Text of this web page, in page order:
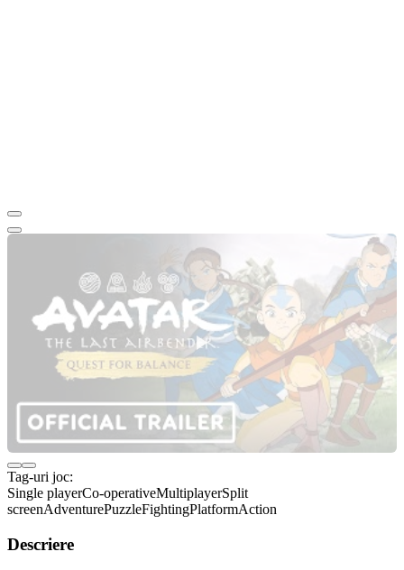
Tag-uri joc:
Single playerCo-operativeMultiplayerSplit
screenAdventurePuzzleFightingPlatformAction
Descriere